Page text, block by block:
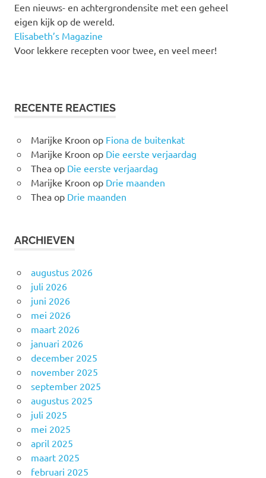
Een nieuws- en achtergrondensite met een geheel
eigen kijk op de wereld.
Elisabeth’s Magazine
Voor lekkere recepten voor twee, en veel meer!
RECENTE REACTIES
Marijke Kroon op Fiona de buitenkat
Marijke Kroon op Die eerste verjaardag
Theaop Die eerste verjaardag
Marijke Kroon op Drie maanden
Theaop Drie maanden
ARCHIEVEN
augustus 2026
juli 2026
juni 2026
mei 2026
maart 2026
januari 2026
december 2025
november 2025
september 2025
augustus 2025
juli 2025
mei 2025
april 2025
maart 2025
februari 2025